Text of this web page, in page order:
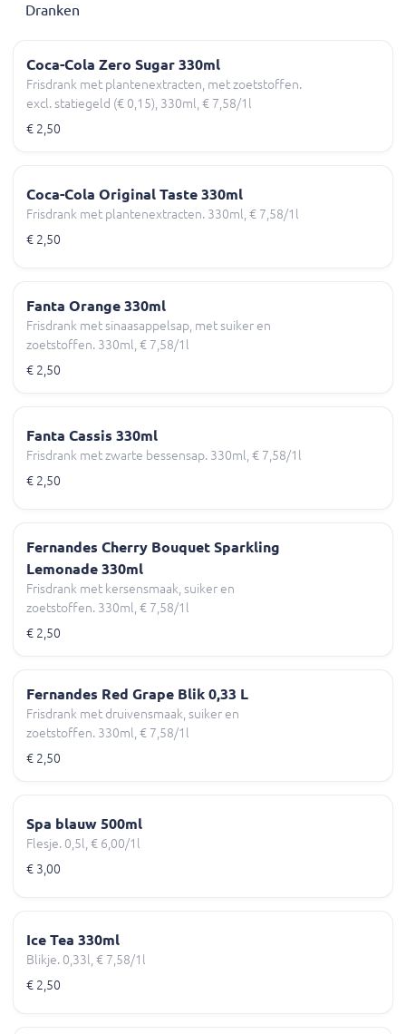
Dranken
Coca-Cola Zero Sugar 330ml
Frisdrank met plantenextracten, met zoetstoffen.
excl. statiegeld (€ 0,15), 330ml, € 7,58/1l
€ 2,50
Coca-Cola Original Taste 330ml
Frisdrank met plantenextracten. 330ml, € 7,58/1l
€ 2,50
Fanta Orange 330ml
Frisdrank met sinaasappelsap, met suiker en
zoetstoffen. 330ml, € 7,58/1l
€ 2,50
Fanta Cassis 330ml
Frisdrank met zwarte bessensap. 330ml, € 7,58/1l
€ 2,50
Fernandes Cherry Bouquet Sparkling
Lemonade 330ml
Frisdrank met kersensmaak, suiker en
zoetstoffen. 330ml, € 7,58/1l
€ 2,50
Fernandes Red Grape Blik 0,33 L
Frisdrank met druivensmaak, suiker en
zoetstoffen. 330ml, € 7,58/1l
€ 2,50
Spa blauw 500ml
Flesje. 0,5l, € 6,00/1l
€ 3,00
Ice Tea 330ml
Blikje. 0,33l, € 7,58/1l
€ 2,50